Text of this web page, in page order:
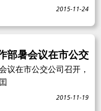
2015-11-24
部暑会议在市公交
议在市公交公司召开，
2015-11-19